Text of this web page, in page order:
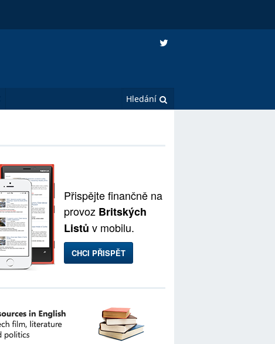
Přispějte finančně na
provoz Britských
Listů v mobilu.
CHCI PŘISPĚT